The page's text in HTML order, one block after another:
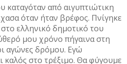
καταγόταν από αιγυπτιώτικη
όταν ήταν βρέφος. Πνίγηκε
ελληνικό δημοτικό του
μου χρόνο πήγαινα στη
αγώνες δρόμου. Εγώ
καλός στο τρέξιμο. Θα φύγουμε